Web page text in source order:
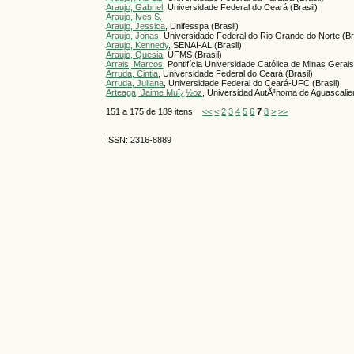
Araujo, Gabriel
, Universidade Federal do Ceará (Brasil)
Araujo, Ives S.
Araujo, Jessica , Unifesspa (Brasil)
Araujo, Jonas , Universidade Federal do Rio Grande do Norte
Araujo, Kennedy, SENAI-AL (Brasil)
Araujo, Quesia , UFMS (Brasil)
Arrais, Marcos
, Pontifícia Universidade Católica de Minas
Arruda, Cintia , Universidade Federal do Ceará (Brasil)
Arruda, Juliana , Universidade Federal do Ceará-UFC (Brasil)
Arteaga, Jaime Muï¿½oz , Universidad AutÃ³noma de
151 a 175 de 189 itens<< < 2 3 4 5 6 7 8 > >>
ISSN: 2316-8889